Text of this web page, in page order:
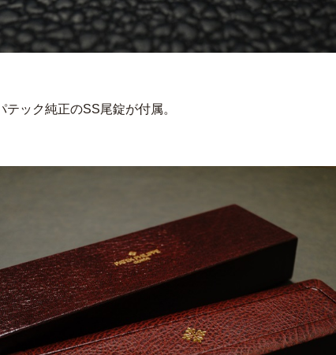
テック純正のSS尾錠が付属。